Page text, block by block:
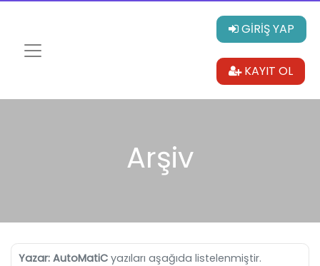
GİRİŞ YAP
KAYIT OL
Arşiv
Yazar: AutoMatiC yazıları aşağıda listelenmiştir.